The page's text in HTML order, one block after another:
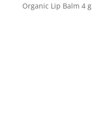
Organic Lip Balm 4 g